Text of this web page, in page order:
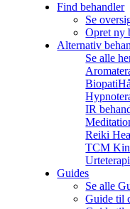
Find behandler
Se
Opret ny
Alternativ
Se alle
Biopati
IR
Reiki
TCM
Urteterapi
Guides
Se alle
Guide til